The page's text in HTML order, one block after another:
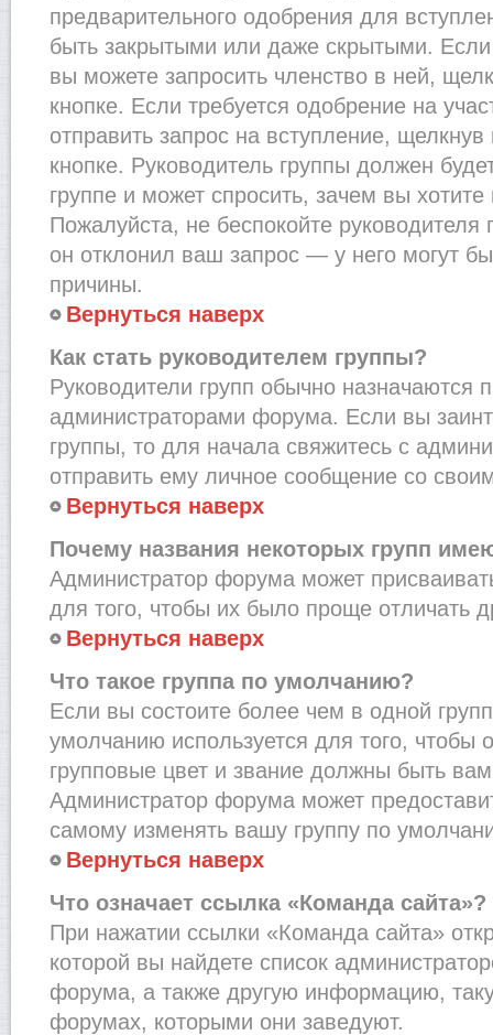
предварительного одобрения для
быть закрытыми или даже скрытыми. Если
вы можете запросить членство в ней,
кнопке. Если требуется одобрение на
отправить запрос на вступление,
кнопке. Руководитель группы должен
группе и может спросить, зачем вы хотите
Пожалуйста, не беспокойте
он отклонил ваш запрос — у него могут
причины.
Вернуться наверх
Как стать руководителем группы?
Руководители групп обычно назначаются
администраторами форума. Если вы
группы, то для начала свяжитесь с
отправить ему личное сообщение со
Вернуться наверх
Почему названия некоторых групп
Администратор форума может
для того, чтобы их было проще отличать
Вернуться наверх
Что такое группа по умолчанию?
Если вы состоите более чем в одной
умолчанию используется для того, чтобы
групповые цвет и звание должны быть
Администратор форума может
самому изменять вашу группу по
Вернуться наверх
Что означает ссылка «Команда сайта»?
При нажатии ссылки «Команда сайта»
которой вы найдете список
форума, а также другую информацию,
форумах, которыми они заведуют.